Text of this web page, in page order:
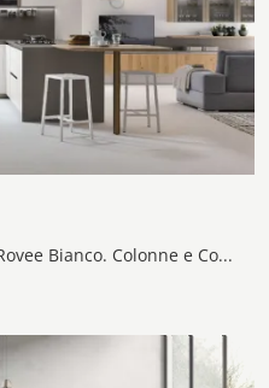
Basi e pensili con anta liscia Rovee Bianco. Colonne e Combo Line con anta liscia Rovere Sahara. Top in Neolith® Cement Satin. Maniglia Grip, gola ...